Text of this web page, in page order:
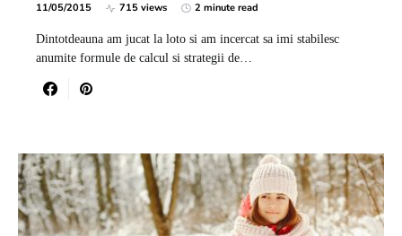
11/05/2015 715 views 2 minute read
Dintotdeauna am jucat la loto si am incercat sa imi stabilesc
anumite formule de calcul si strategii de…